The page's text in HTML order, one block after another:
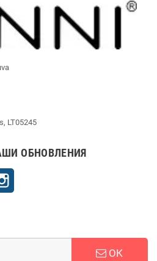
LT05245
ОБНОВЛЕНИЯ
ОК